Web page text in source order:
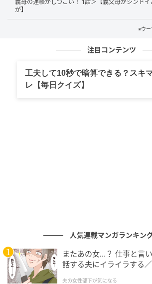
義母の連絡がしつこい！ 1話＞【義父母がシンド
が】
※ウー
注目コンテンツ
工夫して10秒で暗算できる？スキ
レ【毎日クイズ】
人気連載マンガランキン
またあの女…？ 仕事と言
話する夫にイライラする
夫の女性部下が気になる